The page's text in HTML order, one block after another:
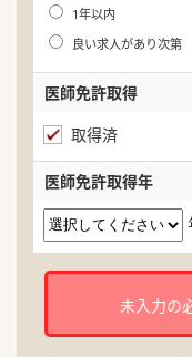
1年以内
良い求人があり次第
医師免許取得
取得済
医師免許取得年
未入力の